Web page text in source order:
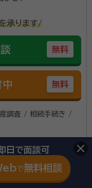
承ります/
無料
無料
調査 / 相続手続き /
る
日で面談可
で無料相談